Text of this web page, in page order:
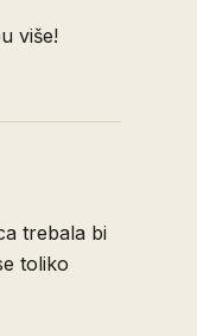
više!
trebala bi
toliko